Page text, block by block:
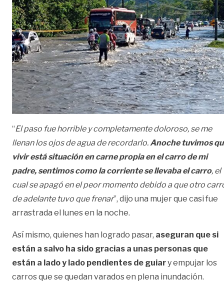
“El paso fue horrible y completamente doloroso, se me
llenan los ojos de agua de recordarlo. Anoche tuvimos
vivir está situación en carne propia en el carro de mi
padre, sentimos como la corriente se llevaba el carro, el
cual se apagó en el peor momento debido a que otro
de adelante tuvo que frenar”, dijo una mujer que casi fue
arrastrada el lunes en la noche.
Así mismo, quienes han logrado pasar, aseguran que si
están a salvo ha sido gracias a unas personas que
están a lado y lado pendientes de guiary empujar los
carros que se quedan varados en plena inundación.